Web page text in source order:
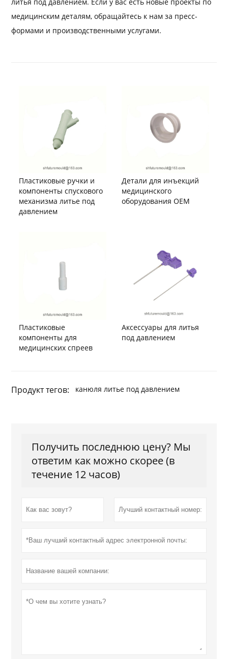
медицинским деталям, обращайтесь к нам за пресс-
формами и производственными услугами.
Пластиковые ручки и
компоненты спускового
механизма литье под
давлением
Детали для инъекций
медицинского
оборудования OEM
Пластиковые
компоненты для
медицинских спреев
Аксессуары для литья
под давлением
Продукт тегов: канюля литье под давлением
Получить последнюю цену? Мы
ответим как можно скорее (в
течение 12 часов)